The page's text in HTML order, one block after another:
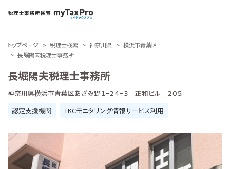
トップページ 税理士検索 神奈川県
横浜市青葉区
長堀陽夫税理士事務所
長堀陽夫税理士事務所
神奈川県横浜市青葉区あざみ野１−２４−３ 正和ビル ２０５
認定支援機関
TKCモニタリング情報サービス利用